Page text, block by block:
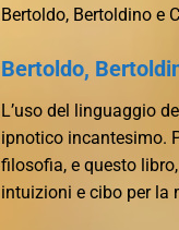
Bertoldo, Bertoldino e
Bertoldo,
L’uso del linguaggio
ipnotico incantesimo.
filosofia, e questo
intuizioni e cibo per la